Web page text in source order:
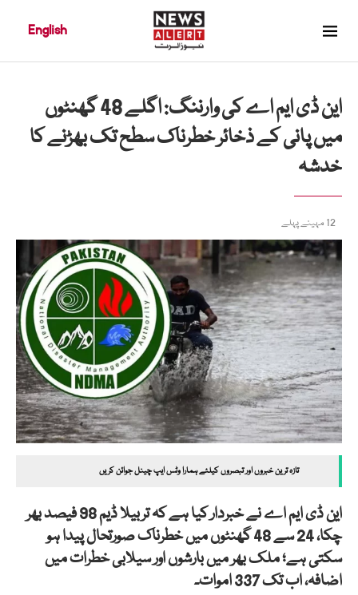
English
این ڈی ایم اے کی وارننگ: اگلے 48 گھنٹوں
میں پانی کے ذخائر خطرناک سطح تک بھڑنے کا
خدشہ
12 مہینے پہلے
تازہ ترین خبروں اور تبصروں کیلئے ہمارا وٹس ایپ چینل جوائن کریں
این ڈی ایم اے نے خبردار کیا ہے کہ تربیلا ڈیم 98 فیصد بھر
چکا، 24 سے 48 گھنٹوں میں خطرناک صورتحال پیدا ہو
سکتی ہے؛ ملک بھر میں بارشوں اور سیلابی خطرات میں
اضافہ، اب تک 337 اموات۔